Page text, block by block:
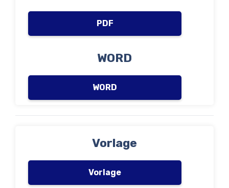
PDF
WORD
WORD
Vorlage
Vorlage